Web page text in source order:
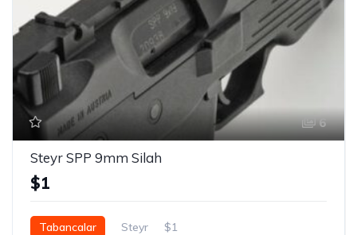
6
Steyr SPP 9mm Silah
$1
Tabancalar Steyr $1